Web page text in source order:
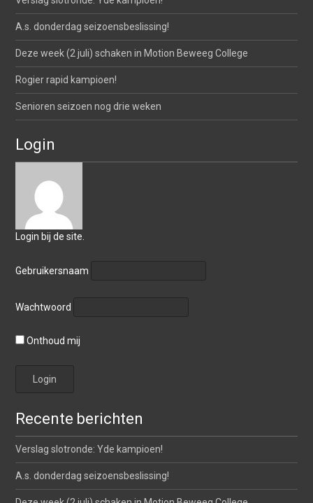
A.s. donderdag seizoensbeslissing!
Deze week (2 juli) schaken in Motion Beweeg College
Rogier rapid kampioen!
Senioren seizoen nog drie weken
Login
Login bij de site.
Gebruikersnaam
Wachtwoord
Onthoud mij
Recente berichten
Verslag slotronde: Yde kampioen!
A.s. donderdag seizoensbeslissing!